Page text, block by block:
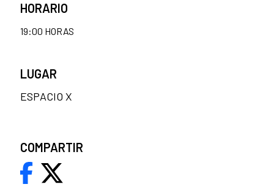
HORARIO
19:00 HORAS
LUGAR
ESPACIO X
COMPARTIR